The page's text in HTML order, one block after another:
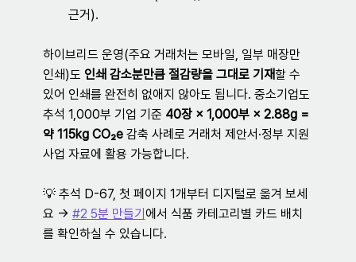
근거).
하이브리드 운영(주요 거래처는 모바일, 일부 매장만
인쇄)도 인쇄 감소분만큼 절감량을 그대로 기재할 수
있어 인쇄를 완전히 없애지 않아도 됩니다. 중소기업도
추석 1,000부 기업 기준 40장 × 1,000부 × 2.88g =
약 115kg CO₂e 감축 사례로 거래처 제안서·정부 지원
사업 자료에 활용 가능합니다.
💡 추석 D-67, 첫 페이지 1개부터 디지털로 옮겨 보세
요 → #2 5분 만들기 에서 식품 카테고리별 카드 배치
를 확인하실 수 있습니다.